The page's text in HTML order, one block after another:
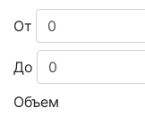
От
До
Объем